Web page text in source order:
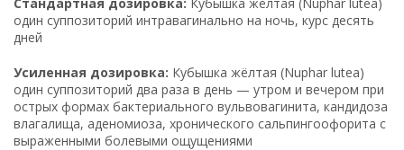
один суппозиторий интравагинально на ночь, курс десять
дней
Усиленная дозировка: Кубышка жёлтая (Nuphar lutea)
один суппозиторий два раза в день — утром и вечером при
острых формах бактериального вульвовагинита, кандидоза
влагалища, аденомиоза, хронического сальпингоофорита с
выраженными болевыми ощущениями